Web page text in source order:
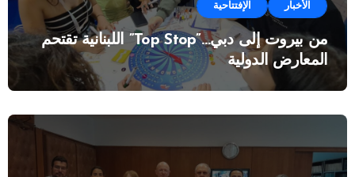
الأخبار الإفتتاحية
من بيروت إلى دبي…”Top Stop” اللبنانية تقتحم
المعارض الدولية